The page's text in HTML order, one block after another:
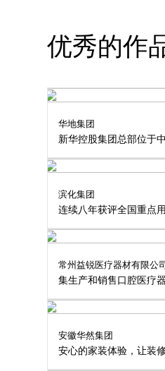
优秀的作
华地集团
新华控股集团总部位于
滨化集团
连续八年获评全国重点
常州益锐医疗器材有限公司
集生产和销售口腔医疗
安徽华然集团
安心的家装体验，让装